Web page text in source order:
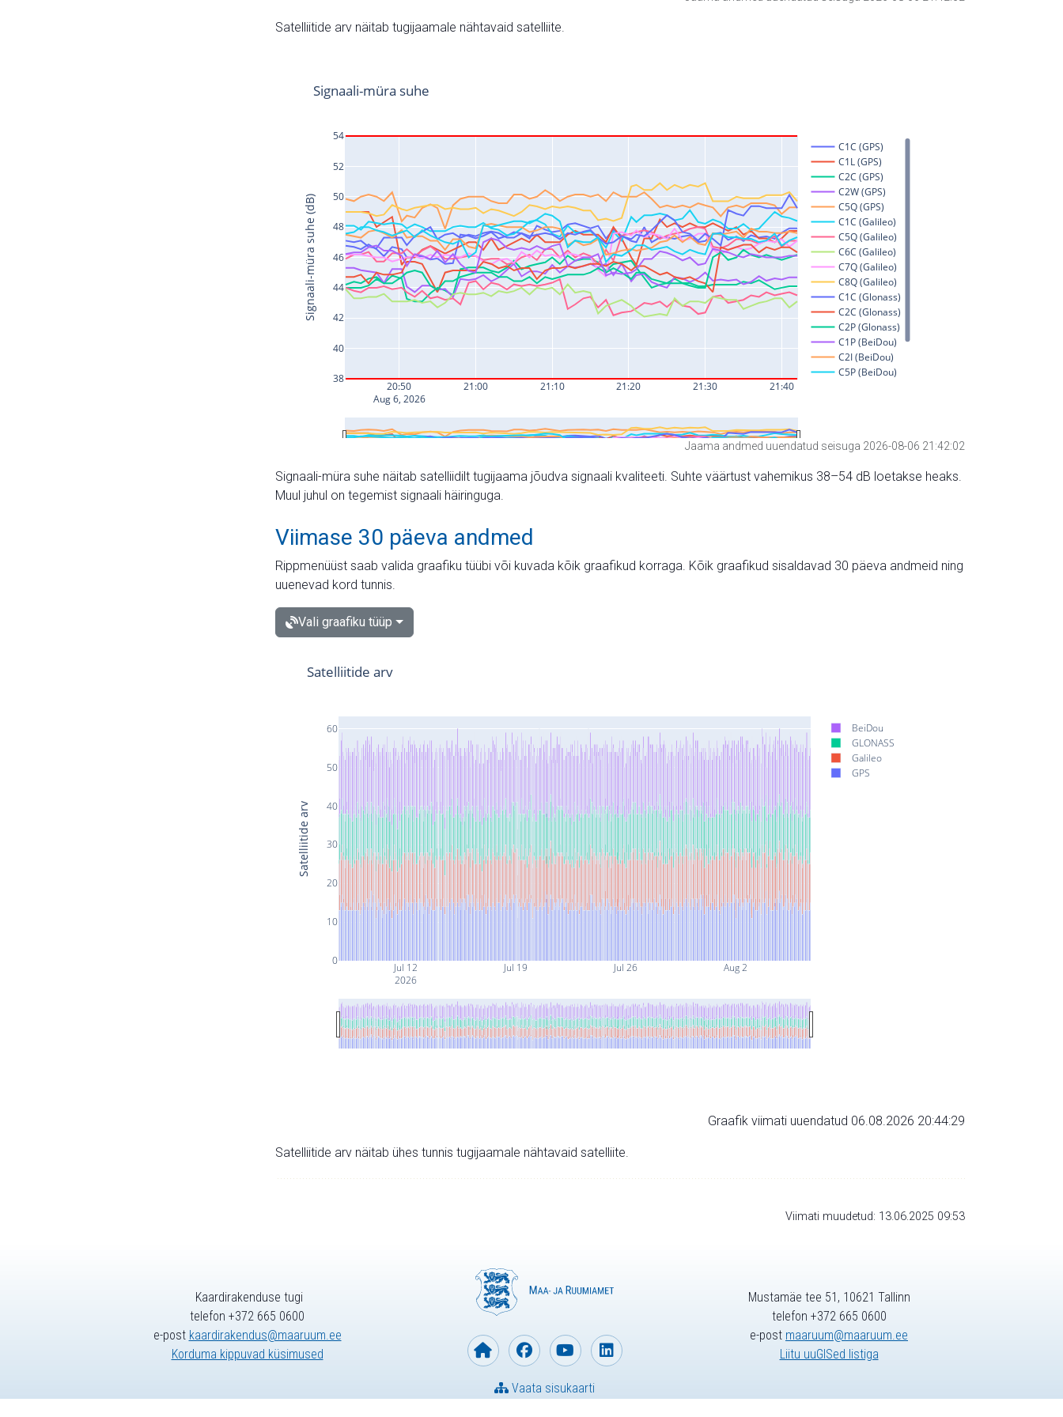
Satelliitide arv näitab tugijaamale nähtavaid satelliite.
Jaama andmed uuendatud seisuga 2026-08-06 21:42:02
Signaali-müra suhe näitab satelliidilt tugijaama jõudva signaali kvaliteeti. Suhte väärtust vahemikus 38–54 dB loetakse heaks.
Muul juhul on tegemist signaali häiringuga.
Viimase 30 päeva andmed
Rippmenüüst saab valida graafiku tüübi või kuvada kõik graafikud korraga. Kõik graafikud sisaldavad 30 päeva andmeid ning
uuenevad kord tunnis.
Vali graafiku tüüp
Jul 12
2026
Jul 19 Jul 26 Aug 2
0
10
20
30
40
50
60
BeiDou
GLONASS
Galileo
GPS
Satelliitide arv
Satelliitide arv
Graafik viimati uuendatud 06.08.2026 20:44:29
Satelliitide arv näitab ühes tunnis tugijaamale nähtavaid satelliite.
Viimati muudetud: 13.06.2025 09:53
Kaardirakenduse tugi
telefon +372 665 0600
e-post kaardirakendus@maaruum.ee
Korduma kippuvad küsimused
Vaata sisukaarti
Mustamäe tee 51, 10621 Tallinn
telefon +372 665 0600
e-post maaruum@maaruum.ee
Liitu uuGISed listiga